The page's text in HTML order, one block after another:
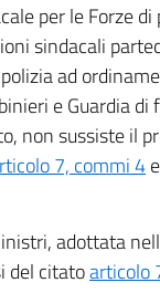
per le Forze
sindacali
ad
e Guardia di
non sussiste il
7, commi 4e
adottata
del citatoarticolo